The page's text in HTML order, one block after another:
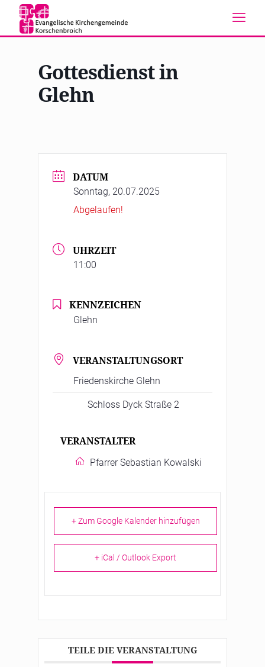
Gottesdienst in
Glehn
DATUM
Sonntag, 20.07.2025
Abgelaufen!
UHRZEIT
11:00
KENNZEICHEN
Glehn
VERANSTALTUNGSORT
Friedenskirche Glehn
Schloss Dyck Straße 2
VERANSTALTER
Pfarrer Sebastian Kowalski
+ Zum Google Kalender hinzufügen
+ iCal / Outlook Export
TEILE DIE VERANSTALTUNG